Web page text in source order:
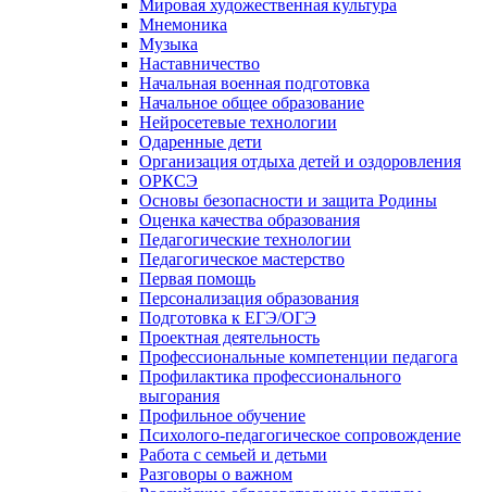
Мировая художественная культура
Мнемоника
Музыка
Наставничество
Начальная военная подготовка
Начальное общее образование
Нейросетевые технологии
Одаренные дети
Организация отдыха детей и оздоровления
ОРКСЭ
Основы безопасности и защита Родины
Оценка качества образования
Педагогические технологии
Педагогическое мастерство
Первая помощь
Персонализация образования
Подготовка к ЕГЭ/ОГЭ
Проектная деятельность
Профессиональные компетенции педагога
Профилактика профессионального
выгорания
Профильное обучение
Психолого-педагогическое сопровождение
Работа с семьей и детьми
Разговоры о важном